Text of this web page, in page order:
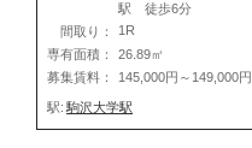
駅 徒歩6分
間取り：
1R
専有面積：
26.89㎡
募集賃料：
145,000円～149,000円
駅: 駒沢大学駅